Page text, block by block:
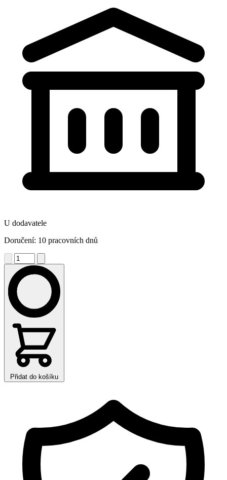
U dodavatele
Doručení: 10 pracovních dnů
Přidat do košíku